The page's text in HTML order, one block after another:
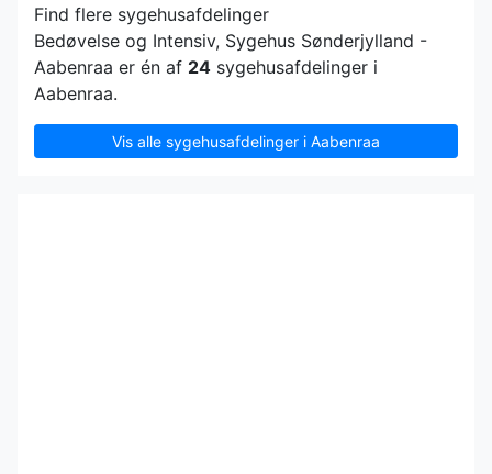
Find flere sygehusafdelinger
Bedøvelse og Intensiv, Sygehus Sønderjylland -
Aabenraa er én af 24 sygehusafdelinger i
Aabenraa.
Vis alle sygehusafdelinger i Aabenraa